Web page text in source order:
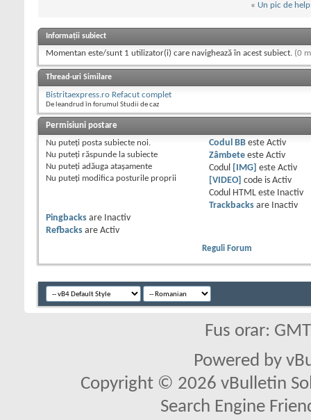
« Un pic de help
Informații subiect
Momentan este/sunt 1 utilizator(i) care navighează în acest subiect. (0
Thread-uri Similare
Bistritaexpress.ro Refacut complet
De leandrud în forumul Studii de caz
Permisiuni postare
Nu puteţi posta subiecte noi.
Nu puteţi răspunde la subiecte
Nu puteţi adăuga ataşamente
Nu puteţi modifica posturile proprii
Codul BBeste Activ
Zâmbeteeste Activ
Codul
[IMG] este Activ
[VIDEO]
code is Activ
Codul HTML este
Inactiv
Trackbacksare
Inactiv
Pingbacks are
Inactiv
Refbacks are Activ
Reguli Forum
Fus orar:
Powered by
Copyright © 2026 vBulletin
Search Engine